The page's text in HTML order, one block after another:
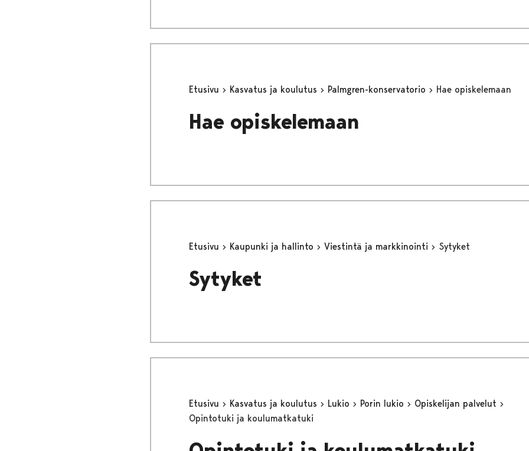
Etusivu Kasvatus ja koulutus Palmgren-konservatorio Hae opiskelemaan
Hae opiskelemaan
Etusivu Kaupunki ja hallinto Viestintä ja markkinointi Sytyket
Sytyket
Etusivu Kasvatus ja koulutus Lukio Porin lukio
Opiskelijan palvelut
Opintotuki ja koulumatkatuki